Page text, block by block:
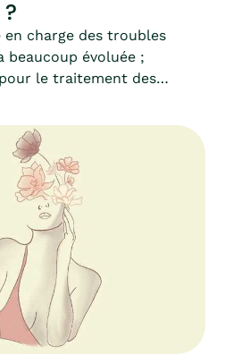
en charge des troubles
beaucoup évoluée ;
le traitement des
et la compréhension des
féminines, nous
des traitements
et des traitements en
au quotidien, Mia vous
nouveautés en matière
à la baisse de libido chez